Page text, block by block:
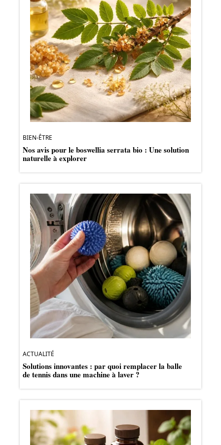
BIEN-ÊTRE
Nos avis pour le boswellia serrata bio : Une solution
naturelle à explorer
ACTUALITÉ
Solutions innovantes : par quoi remplacer la balle
de tennis dans une machine à laver ?